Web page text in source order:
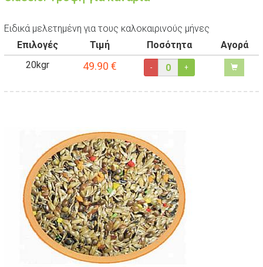
Ειδικά μελετημένη για τους καλοκαιρινούς μήνες
Επιλογές
Τιμή Ποσότητα
Αγορά
20kgr
49.90 € - +